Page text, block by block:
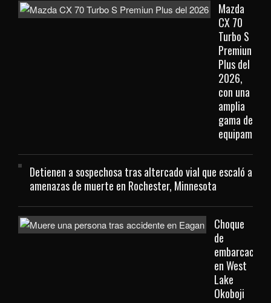
Mazda
CX 70
Turbo S
Premiun
Plus del
2026,
con una
amplia
gama de
Detienen a sospechosa tras altercado vial que escaló a
amenazas de muerte en Rochester, Minnesota
Choque
de
en West
Lake
Okoboji